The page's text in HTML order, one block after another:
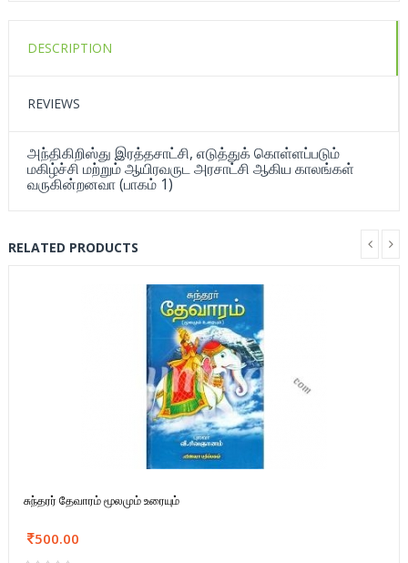
DESCRIPTION
REVIEWS
அந்திகிறிஸ்து இரத்தசாட்சி, எடுத்துக் கொள்ளப்படும்
மகிழ்ச்சி மற்றும் ஆயிரவருட அரசாட்சி ஆகிய காலங்கள்
வருகின்றனவா (பாகம் 1)
RELATED PRODUCTS
சுந்தரர் தேவாரம் மூலமும் உரையும்
500.00